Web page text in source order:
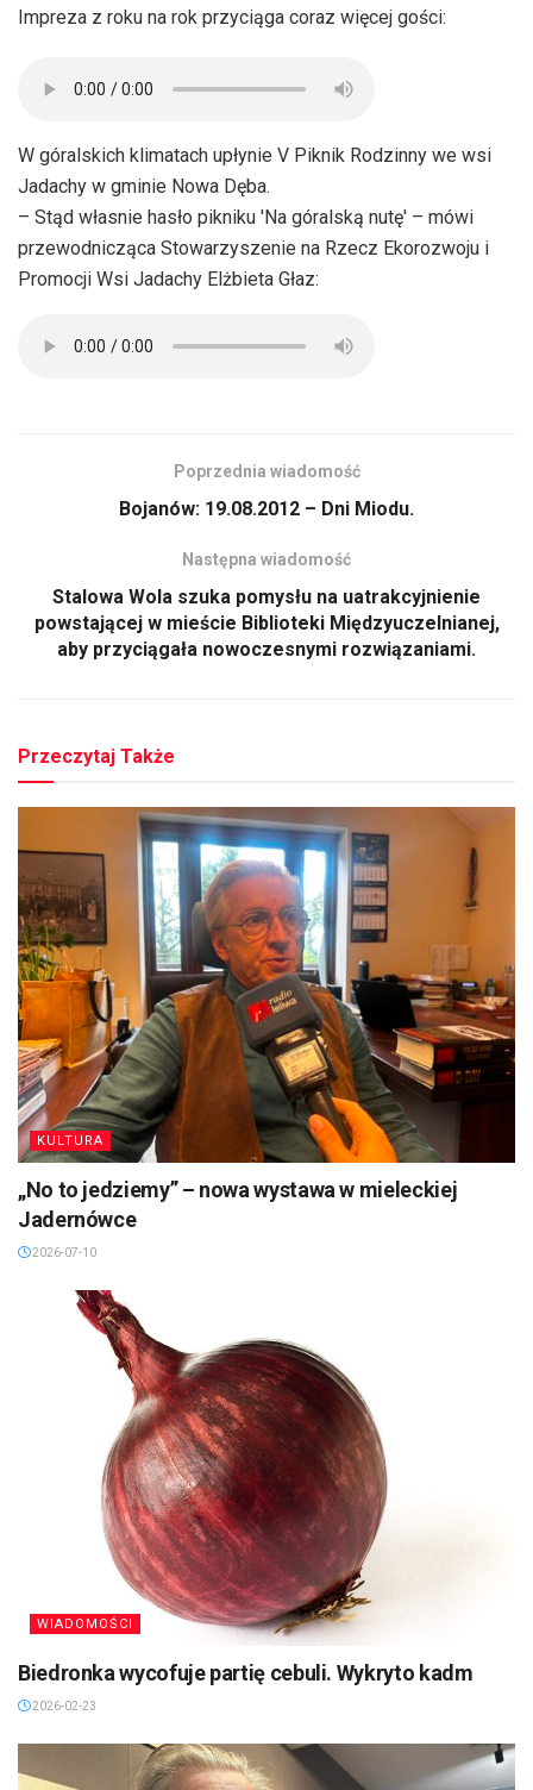
Impreza z roku na rok przyciąga coraz więcej gości:
W góralskich klimatach upłynie V Piknik Rodzinny we wsi
Jadachy w gminie Nowa Dęba.
– Stąd własnie hasło pikniku 'Na góralską nutę' – mówi
przewodnicząca Stowarzyszenie na Rzecz Ekorozwoju i
Promocji Wsi Jadachy Elżbieta Głaz:
Poprzednia wiadomość
Bojanów: 19.08.2012 – Dni Miodu.
Następna wiadomość
Stalowa Wola szuka pomysłu na uatrakcyjnienie
powstającej w mieście Biblioteki Międzyuczelnianej,
aby przyciągała nowoczesnymi rozwiązaniami.
Przeczytaj Także
KULTURA
„No to jedziemy” – nowa wystawa w mieleckiej
Jadernówce
2026-07-10
WIADOMOŚCI
Biedronka wycofuje partię cebuli. Wykryto kadm
2026-02-23